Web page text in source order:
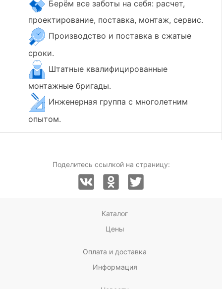
Берём все заботы на себя: расчет,
проектирование, поставка, монтаж, сервис.
Производство и поставка в сжатые
сроки.
Штатные квалифицированные
монтажные бригады.
Инженерная группа с многолетним
опытом.
Поделитесь ссылкой на страницу:
Каталог
Цены
Оплата и доставка
Информация